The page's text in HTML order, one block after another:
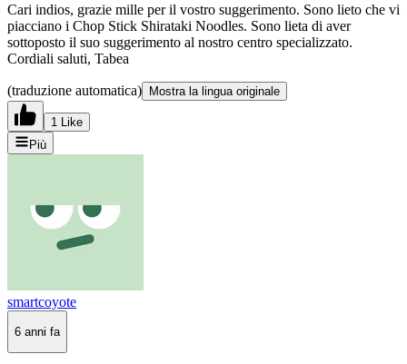
Cari indios, grazie mille per il vostro suggerimento. Sono lieto che vi
piacciano i Chop Stick Shirataki Noodles. Sono lieta di aver
sottoposto il suo suggerimento al nostro centro specializzato.
Cordiali saluti, Tabea
(traduzione automatica) Mostra la lingua originale
1 Like
Più
smartcoyote
6 anni fa